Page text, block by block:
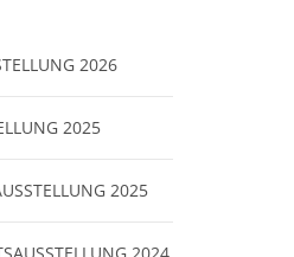
2026
2025
2025